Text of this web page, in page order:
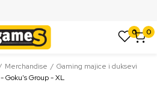
0 0
Merchandise
Gaming majice i duksevi
Goku's Group - XL